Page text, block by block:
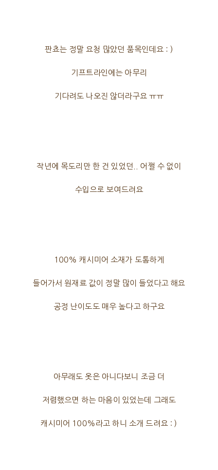
판쵸는 정말 요청 많았던 품목인데요 : )
기프트라인에는 아무리
기다려도 나오진 않더라구요 ㅠㅠ
작년에 목도리만 한 건 있었던.. 어쩔 수 없이
수입으로 보여드려요
100% 캐시미어 소재가 도톰하게
들어가서 원재료 값이 정말 많이 들었다고 해요
공정 난이도도 매우 높다고 하구요
아무래도 옷은 아니다보니 조금 더
저렴했으면 하는 마음이 있었는데 그래도
캐시미어 100%라고 하니 소개 드려요 : )